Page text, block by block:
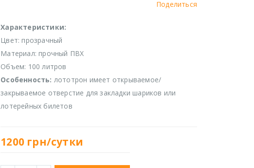
Поделиться
Характеристики:
Цвет: прозрачный
Материал: прочный ПВХ
Объем: 100 литров
Особенность: лототрон имеет открываемое/
закрываемое отверстие для закладки шариков или
лотерейных билетов
1200 грн/сутки